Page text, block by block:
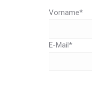
Vorname*
E-Mail*